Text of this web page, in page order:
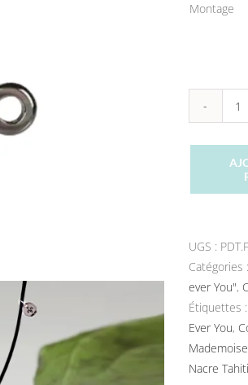
Montage
UGS :
Catégories :
ever You",
Étiquettes :
Ever You,
Nacre Tahiti